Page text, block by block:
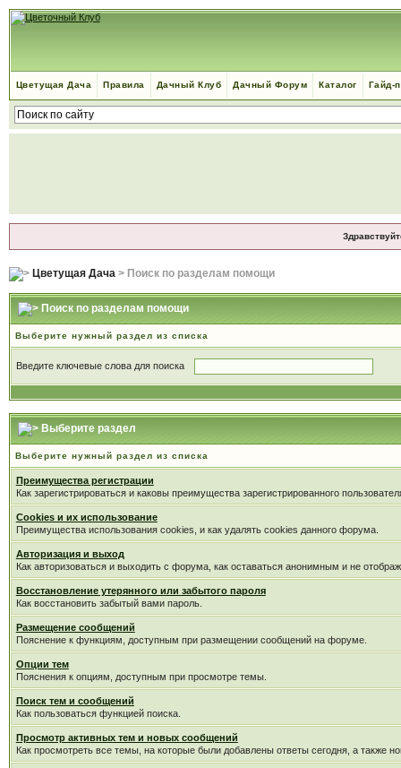
Цветущая Дача Правила Дачный Клуб Дачный Форум Каталог Гайд-
Цветущая Дача> Поиск по разделам помощи
Поиск по разделам помощи
Выберите нужный раздел из списка
Введите ключевые слова для поиска
Выберите раздел
Выберите нужный раздел из списка
Преимущества регистрации
Как зарегистрироваться и каковы преимущества зарегистрированного
Cookies и их использование
Преимущества использования cookies, и как удалять cookies данного форума.
Авторизация и выход
Как авторизоваться и выходить с форума, как оставаться анонимным и не
Восстановление утерянного или забытого пароля
Как восстановить забытый вами пароль.
Размещение сообщений
Пояснение к функциям, доступным при размещении сообщений на форуме.
Опции тем
Пояснения к опциям, доступным при просмотре темы.
Поиск тем и сообщений
Как пользоваться функцией поиска.
Просмотр активных тем и новых сообщений
Как просмотреть все темы, на которые были добавлены ответы сегодня, а также